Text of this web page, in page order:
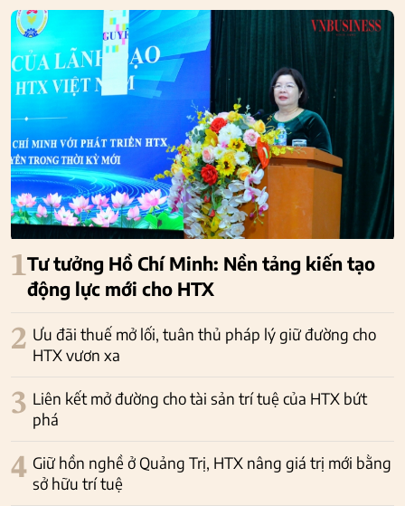
1Tư tưởng Hồ Chí Minh: Nền tảng kiến tạo
động lực mới cho HTX
2 Ưu đãi thuế mở lối, tuân thủ pháp lý giữ đường cho
HTX vươn xa
3 Liên kết mở đường cho tài sản trí tuệ của HTX bứt
phá
4 Giữ hồn nghề ở Quảng Trị, HTX nâng giá trị mới bằng
sở hữu trí tuệ